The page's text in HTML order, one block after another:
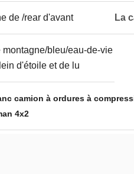
de /rear d'avant La
bleu/eau-de-vie
d'étoile et de lu
camion à ordures à
4x2